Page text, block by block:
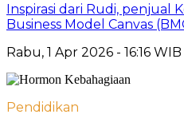
Inspirasi dari Rudi, penjual
Business Model Canvas
Rabu, 1 Apr 2026 - 16:16 WIB
Pendidikan